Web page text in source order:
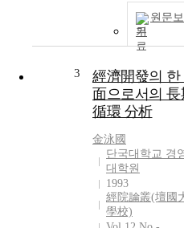
원문보
기
3
經濟開發의 한
面으로서의 長
循環 分析
金泳國
단국대학교 경
대학원
1993
經院論叢(壇國
學校)